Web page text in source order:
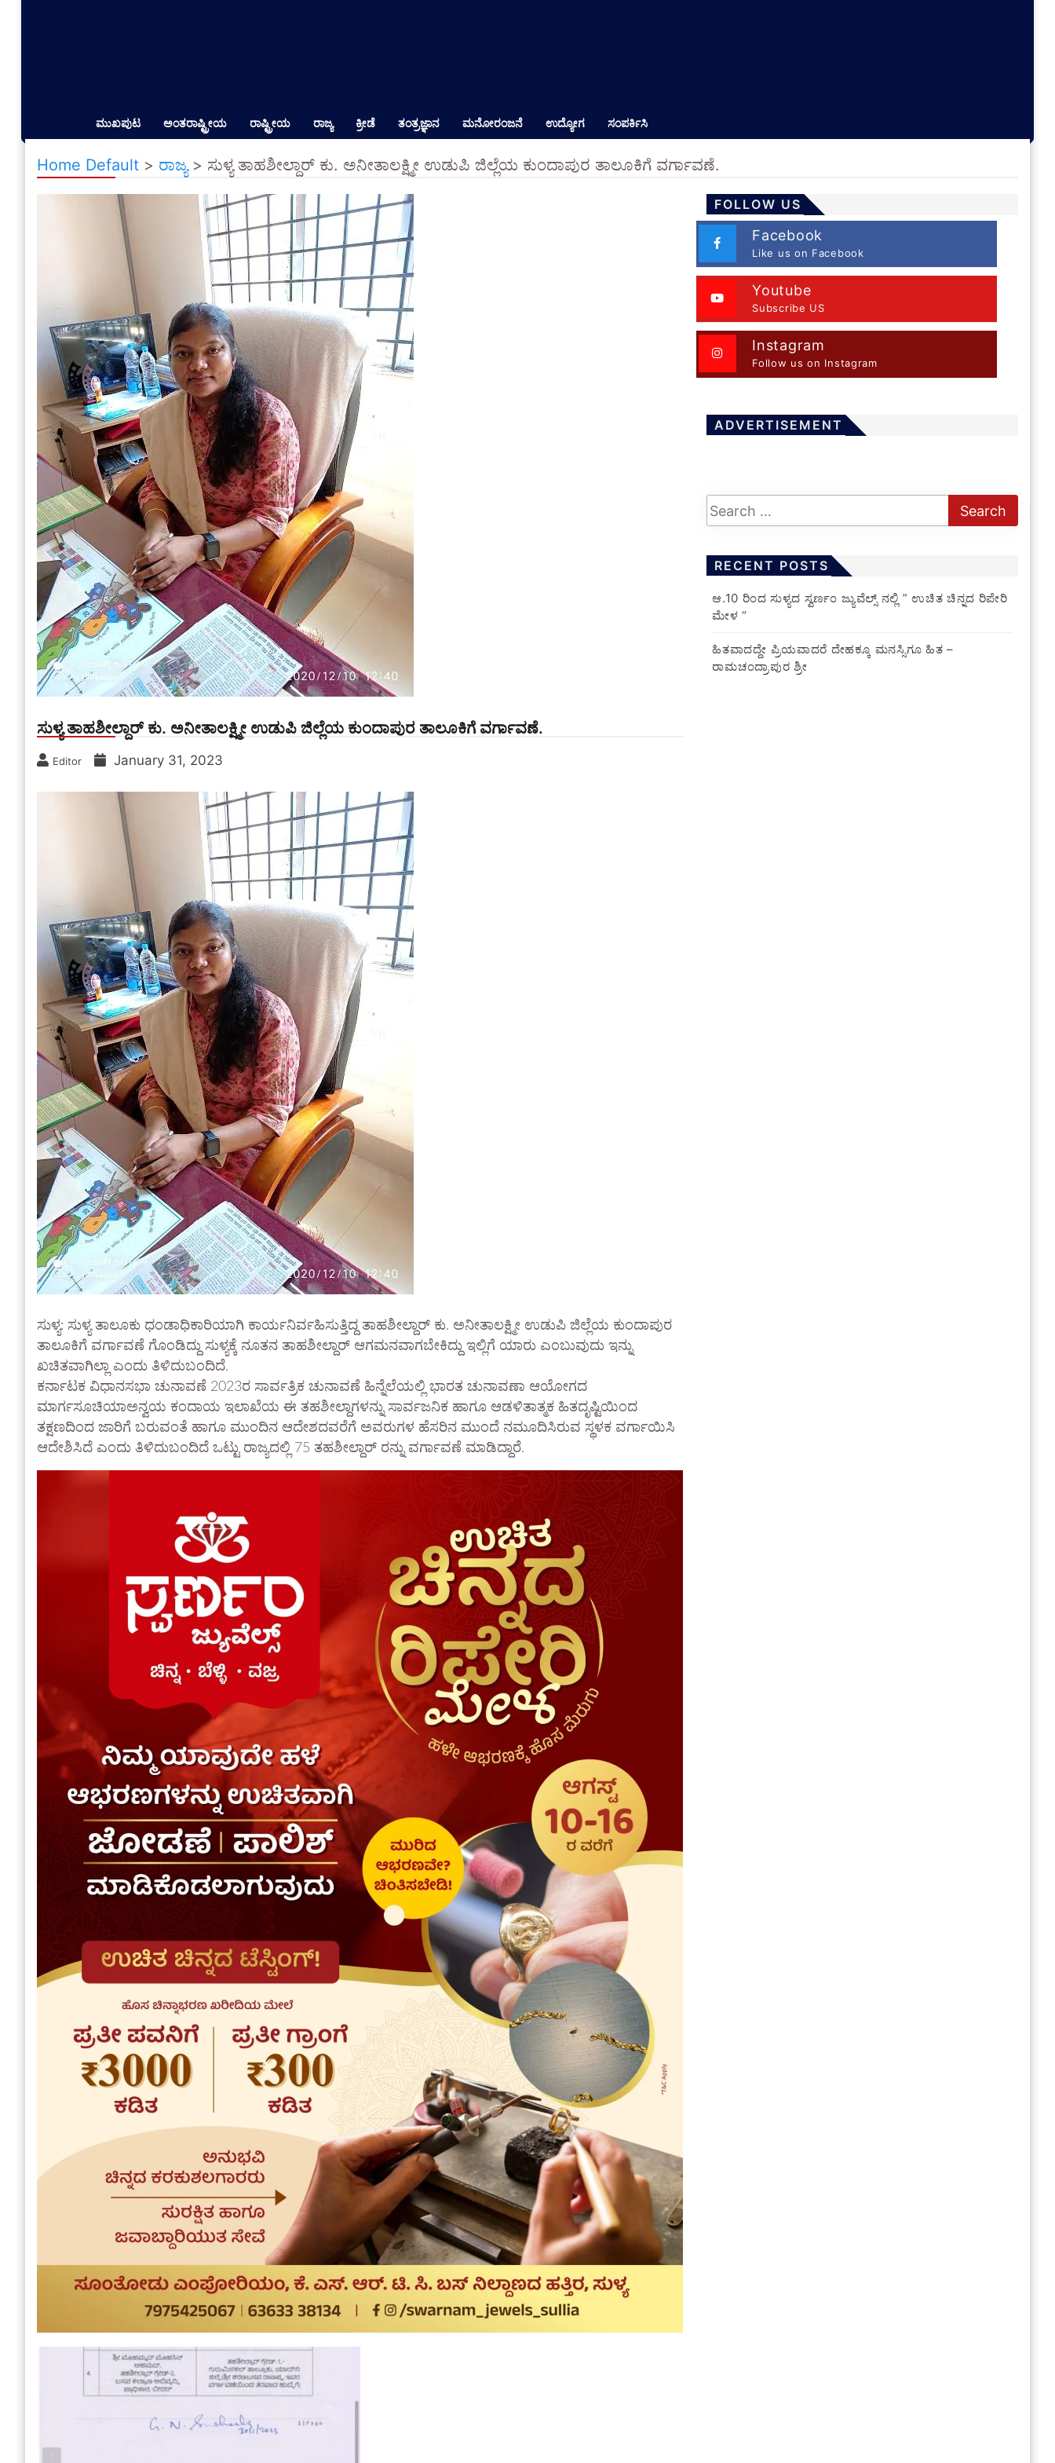
ಮುಖಪುಟ ಅಂತರಾಷ್ಟ್ರೀಯ ರಾಷ್ಟ್ರೀಯ ರಾಜ್ಯ ಕ್ರೀಡೆ ತಂತ್ರಜ್ಞಾನ ಮನೋರಂಜನೆ ಉದ್ಯೋಗ ಸಂಪರ್ಕಿಸಿ
Home Default > ರಾಜ್ಯ> ಸುಳ್ಯ ತಾಹಶೀಲ್ದಾರ್ ಕು. ಅನೀತಾಲಕ್ಷ್ಮೀ ಉಡುಪಿ ಜಿಲ್ಲೆಯ ಕುಂದಾಪುರ ತಾಲೂಕಿಗೆ ವರ್ಗಾವಣೆ.
ಸುಳ್ಯ ತಾಹಶೀಲ್ದಾರ್ ಕು. ಅನೀತಾಲಕ್ಷ್ಮೀ ಉಡುಪಿ ಜಿಲ್ಲೆಯ ಕುಂದಾಪುರ ತಾಲೂಕಿಗೆ ವರ್ಗಾವಣೆ.
Editor January 31, 2023
ಸುಳ್ಯ: ಸುಳ್ಯ ತಾಲೂಕು ಧಂಡಾಧಿಕಾರಿಯಾಗಿ ಕಾರ್ಯನಿರ್ವಹಿಸುತ್ತಿದ್ದ ತಾಹಶೀಲ್ದಾರ್ ಕು. ಅನೀತಾಲಕ್ಷ್ಮೀ ಉಡುಪಿ ಜಿಲ್ಲೆಯ ಕುಂದಾಪುರ
ತಾಲೂಕಿಗೆ ವರ್ಗಾವಣೆ ಗೊಂಡಿದ್ದು ಸುಳ್ಯಕ್ಕೆ ನೂತನ ತಾಹಶೀಲ್ದಾರ್ ಆಗಮನವಾಗಬೇಕಿದ್ದು ಇಲ್ಲಿಗೆ ಯಾರು ಎಂಬುವುದು ಇನ್ನು
ಖಚಿತವಾಗಿಲ್ಲಾ ಎಂದು ತಿಳಿದುಬಂದಿದೆ.
ಕರ್ನಾಟಕ ವಿಧಾನಸಭಾ ಚುನಾವಣೆ 2023ರ ಸಾರ್ವತ್ರಿಕ ಚುನಾವಣೆ ಹಿನ್ನೆಲೆಯಲ್ಲಿ ಭಾರತ ಚುನಾವಣಾ ಆಯೋಗದ
ಮಾರ್ಗಸೂಚಿಯಾಅನ್ವಯ ಕಂದಾಯ ಇಲಾಖೆಯ ಈ ತಹಶೀಲ್ದಾ‌ಗಳನ್ನು ಸಾರ್ವಜನಿಕ ಹಾಗೂ ಆಡಳಿತಾತ್ಮಕ ಹಿತದೃಷ್ಟಿಯಿಂದ
ತಕ್ಷಣದಿಂದ ಜಾರಿಗೆ ಬರುವಂತೆ ಹಾಗೂ ಮುಂದಿನ ಆದೇಶದವರೆಗೆ ಅವರುಗಳ ಹೆಸರಿನ ಮುಂದೆ ನಮೂದಿಸಿರುವ ಸ್ಥಳಕ ವರ್ಗಾಯಿಸಿ
ಆದೇಶಿಸಿದೆ ಎಂದು ತಿಳಿದುಬಂದಿದೆ ಒಟ್ಟು ರಾಜ್ಯದಲ್ಲಿ 75 ತಹಶೀಲ್ದಾರ್ ರನ್ನು ವರ್ಗಾವಣೆ ಮಾಡಿದ್ದಾರೆ.
FOLLOW US
Facebook
Like us on Facebook
Youtube
Subscribe US
Instagram
Follow us on Instagram
ADVERTISEMENT
RECENT POSTS
ಆ.10 ರಿಂದ ಸುಳ್ಯದ ಸ್ವರ್ಣಂ ಜ್ಯುವೆಲ್ಸ್ ನಲ್ಲಿ ” ಉಚಿತ ಚಿನ್ನದ ರಿಪೇರಿ
ಮೇಳ “
ಹಿತವಾದದ್ದೇ ಪ್ರಿಯವಾದರೆ ದೇಹಕ್ಕೂ ಮನಸ್ಸಿಗೂ ಹಿತ –
ರಾಮಚಂದ್ರಾಪುರ ಶ್ರೀ